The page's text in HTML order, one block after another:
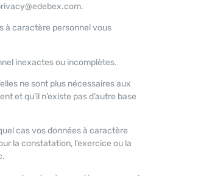
à caractère personnel vous
inexactes ou incomplètes.
ne sont plus nécessaires aux
et qu’il n’existe pas d’autre base
cas vos données à caractère
la constatation, l’exercice ou la